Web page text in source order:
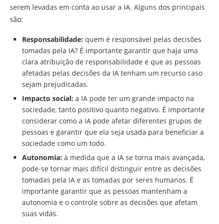
serem levadas em conta ao usar a IA. Alguns dos principais
são:
Responsabilidade: quem é responsável pelas decisões
tomadas pela IA? É importante garantir que haja uma
clara atribuição de responsabilidade e que as pessoas
afetadas pelas decisões da IA tenham um recurso caso
sejam prejudicadas.
Impacto social: a IA pode ter um grande impacto na
sociedade, tanto positivo quanto negativo. É importante
considerar como a IA pode afetar diferentes grupos de
pessoas e garantir que ela seja usada para beneficiar a
sociedade como um todo.
Autonomia: à medida que a IA se torna mais avançada,
pode-se tornar mais difícil distinguir entre as decisões
tomadas pela IA e as tomadas por seres humanos. É
importante garantir que as pessoas mantenham a
autonomia e o controle sobre as decisões que afetam
suas vidas.